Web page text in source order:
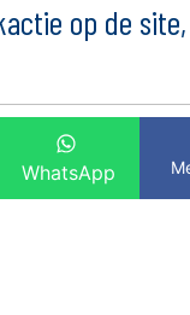
op de
WhatsApp